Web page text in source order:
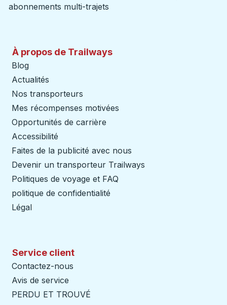
abonnements multi-trajets
À propos de Trailways
Blog
Actualités
Nos transporteurs
Mes récompenses motivées
Opportunités de carrière
Accessibilité
Faites de la publicité avec nous
Devenir un transporteur Trailways
Politiques de voyage et FAQ
politique de confidentialité
Légal
Service client
Contactez-nous
Avis de service
PERDU ET TROUVÉ